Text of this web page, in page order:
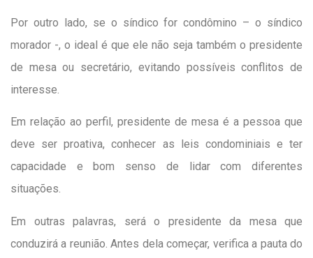
Por outro lado, se o síndico for condômino – o síndico
morador -, o ideal é que ele não seja também o presidente
de mesa ou secretário, evitando possíveis conflitos de
interesse.
Em relação ao perfil, presidente de mesa é a pessoa que
deve ser proativa, conhecer as leis condominiais e ter
capacidade e bom senso de lidar com diferentes
situações.
Em outras palavras, será o presidente da mesa que
conduzirá a reunião. Antes dela começar, verifica a pauta do